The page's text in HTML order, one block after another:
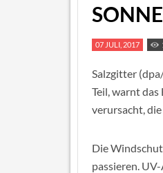
07 JULI, 2017
Salzgitter
Teil, warnt
verursacht,
Die
passieren.